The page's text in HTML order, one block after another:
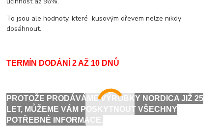
To jsou ale hodnoty, které kusovým dřevem nelze nikdy
dosáhnout.
TERMÍN DODÁNÍ 2 AŽ 10 DNŮ
PROTOŽE PRODÁVÁME VÝROBKY NORDICA JIŽ 25
LET, MŮŽEME VÁM POSKYTNOUT VŠECHNY
POTŘEBNÉ INFORMACE.